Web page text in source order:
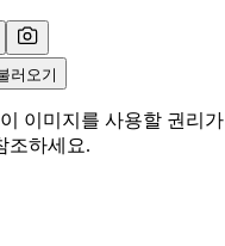
러오기
이미지를 사용할 권리
조하세요.